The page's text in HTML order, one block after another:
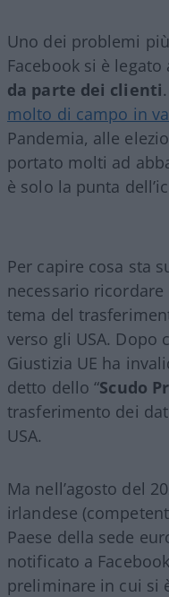
Uno dei problemi
Facebook si è legato
da parte dei clienti
molto di campo in
Pandemia, alle
portato molti ad
è solo la punta
Per capire cosa sta
necessario
tema del
verso gli USA. Dopo
Giustizia UE ha
detto dello “Scudo
trasferimento dei
USA.
Ma nell’agosto del
irlandese
Paese della sede
notificato a
preliminare in cui si